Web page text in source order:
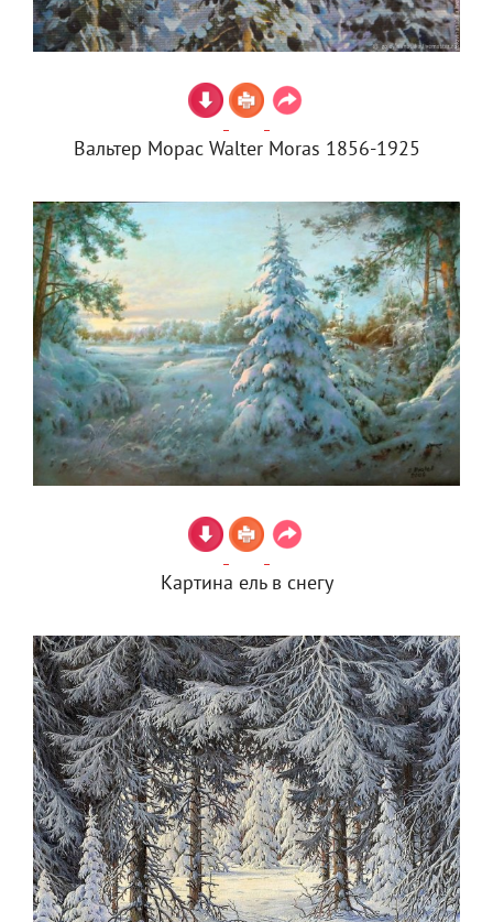
Вальтер Морас Walter Moras 1856-1925
Картина ель в снегу